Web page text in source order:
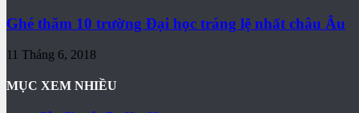
Ghé thăm 10 trường Đại học tráng lệ nhất châu Âu
11 Tháng 6, 2018
MỤC XEM NHIỀU